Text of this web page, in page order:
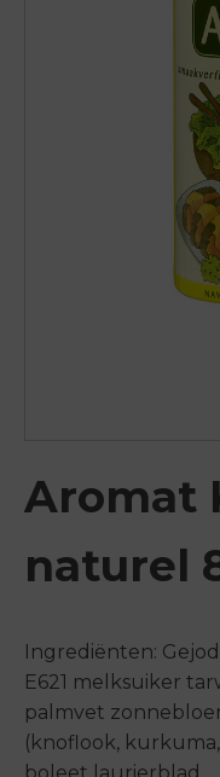
Aromat
naturel
Ingrediënten:
E621 melksuiker
palmvet
(knoflook,